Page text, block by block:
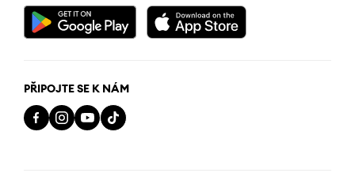
PŘIPOJTE SE K NÁM